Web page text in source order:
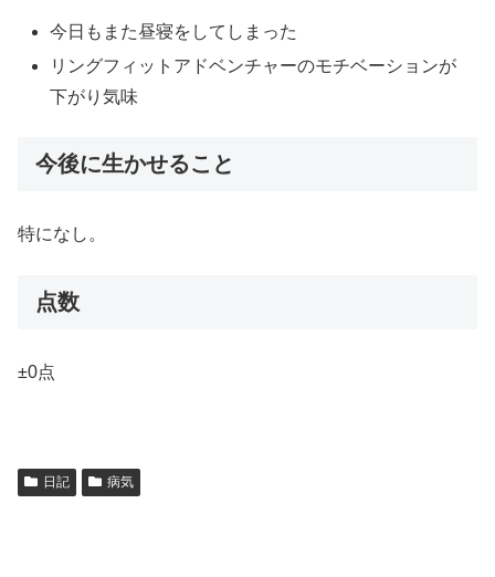
今日もまた昼寝をしてしまった
リングフィットアドベンチャーのモチベーションが
下がり気味
今後に生かせること
特になし。
点数
±0点
日記 病気